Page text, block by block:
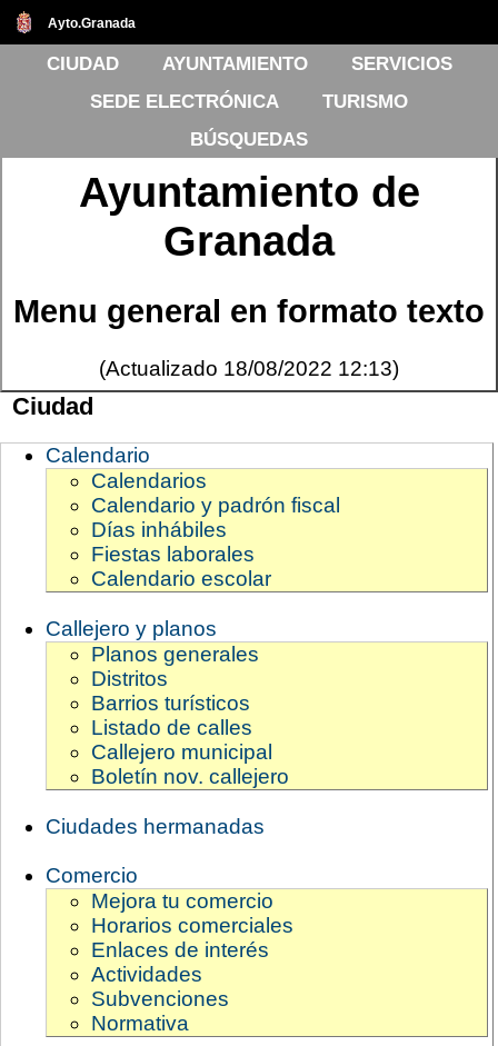
Ayto.Granada
CIUDAD AYUNTAMIENTO
SERVICIOS
SEDE ELECTRÓNICA
TURISMO
BÚSQUEDAS
Ayuntamiento de
Granada
Menu general en formato texto
(Actualizado 18/08/2022 12:13)
Ciudad
Calendario
Calendarios
Calendario y padrón fiscal
Días inhábiles
Fiestas laborales
Calendario escolar
Callejero y planos
Planos generales
Distritos
Barrios turísticos
Listado de calles
Callejero municipal
Boletín nov. callejero
Ciudades hermanadas
Comercio
Mejora tu comercio
Horarios comerciales
Enlaces de interés
Actividades
Subvenciones
Normativa